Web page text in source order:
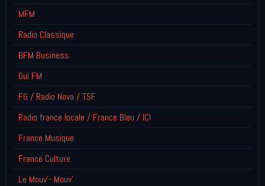
MFM
Radio Classique
BFM Business
Oui FM
FG / Radio Nova / TSF
Radio france locale / France Bleu / ICI
France Musique
France Culture
Le Mouv'- Mouv'